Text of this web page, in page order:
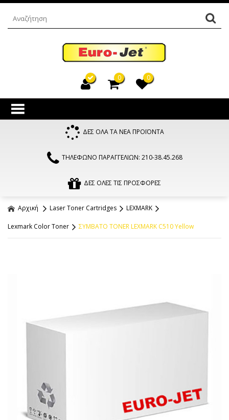
0 0
ΔΕΣ ΟΛΑ ΤΑ ΝΕΑ ΠΡΟΪΟΝΤΑ
ΤΗΛΕΦΩΝΟ ΠΑΡΑΓΓΕΛΙΩΝ: 210-38.45.268
ΔΕΣ ΟΛΕΣ ΤΙΣ ΠΡΟΣΦΟΡΕΣ
Αρχική Laser Toner Cartridges LEXMARK
Lexmark Color Toner ΣΥΜΒΑΤΟ TONER LEXMARK C510 Yellow